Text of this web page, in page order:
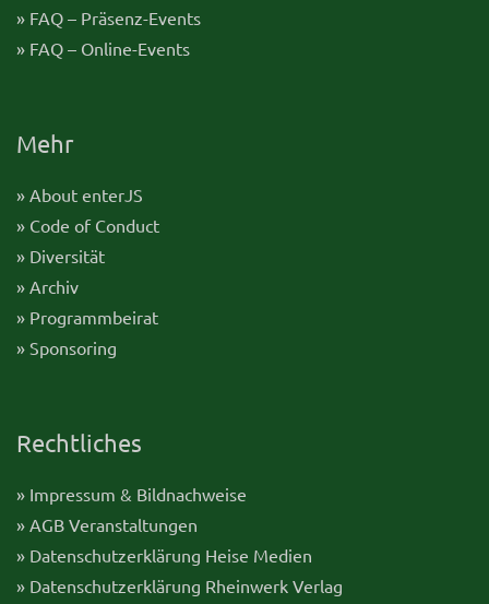
» FAQ – Präsenz-Events
» FAQ – Online-Events
Mehr
» About enterJS
» Code of Conduct
» Diversität
» Archiv
» Programmbeirat
» Sponsoring
Rechtliches
» Impressum & Bildnachweise
» AGB Veranstaltungen
» Datenschutzerklärung Heise Medien
» Datenschutzerklärung Rheinwerk Verlag